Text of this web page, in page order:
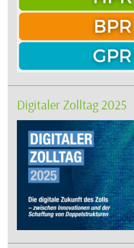
Digitaler Zolltag 2025